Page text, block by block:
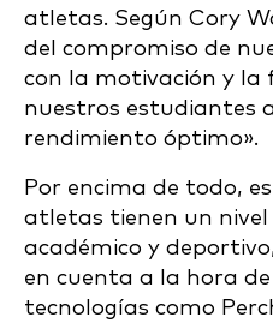
atletas. Según Cory
del compromiso de
con la motivación y la
nuestros estudiantes
rendimiento óptimo».
Por encima de todo,
atletas tienen un nivel
académico y
en cuenta a la hora
tecnologías como